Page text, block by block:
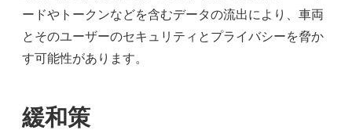
ードやトークンなどを含むデータの流出により、車両
とそのユーザーのセキュリティとプライバシーを脅か
す可能性があります。
緩和策